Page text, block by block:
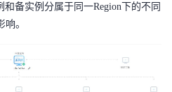
备实例分属于同一Region下的不同
。